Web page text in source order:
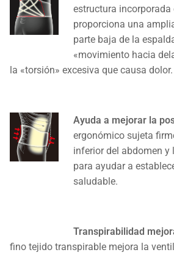
estructura
proporciona una
parte baja de la
«movimiento hacia
la «torsión» excesiva que causa dolor.
Ayuda a mejorar la
ergonómico sujeta
inferior del abdomen y
para ayudar a
saludable.
Transpirabilidad
fino tejido transpirable mejora la